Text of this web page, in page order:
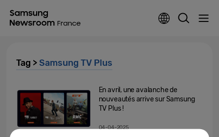
Tag > Samsung TV Plus
En avril, une avalanche de
nouveautés arrive sur Samsung
TV Plus !
04-04-2025